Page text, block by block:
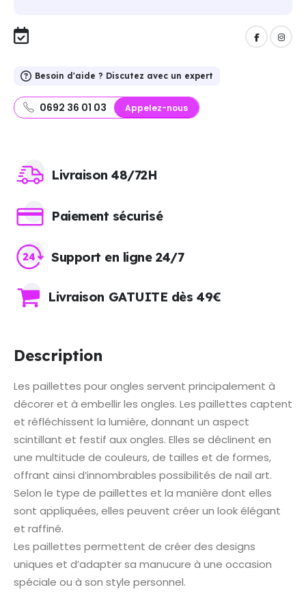
Besoin d'aide ? Discutez avec un expert
0692 36 01 03 Appelez-nous
Livraison 48/72H
Paiement sécurisé
Support en ligne 24/7
Livraison GATUITE dès 49€
Description
Les paillettes pour ongles servent principalement à
décorer et à embellir les ongles. Les paillettes captent
et réfléchissent la lumière, donnant un aspect
scintillant et festif aux ongles. Elles se déclinent en
une multitude de couleurs, de tailles et de formes,
offrant ainsi d’innombrables possibilités de nail art.
Selon le type de paillettes et la manière dont elles
sont appliquées, elles peuvent créer un look élégant
et raffiné.
Les paillettes permettent de créer des designs
uniques et d’adapter sa manucure à une occasion
spéciale ou à son style personnel.